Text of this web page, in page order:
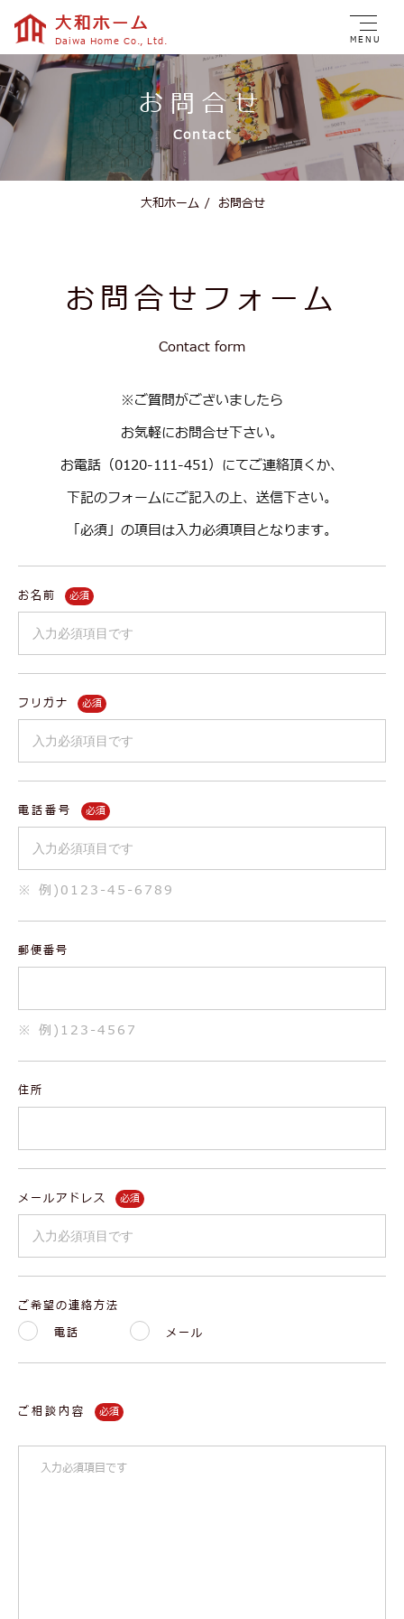
MENU
大和ホーム
Daiwa Home Co., Ltd.
お問合せ
Contact
大和ホーム / お問合せ
お問合せフォーム
Contact form
※ご質問がございましたら
お気軽にお問合せ下さい。
お電話（0120-111-451）にてご連絡頂くか、
下記のフォームにご記入の上、送信下さい。
「必須」の項目は入力必須項目となります。
お名前
フリガナ
電話番号
※ 例)0123-45-6789
郵便番号
※ 例)123-4567
住所
メールアドレス
ご希望の連絡方法
電話
メール
ご相談内容